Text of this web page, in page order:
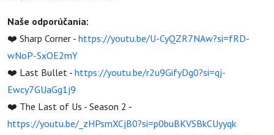
Naše odporúčania:
❤️ Sharp Corner - https://youtu.be/U-CyQZR7NAw?si=fRD-
wNoP-SxOE2mY
❤️ Last Bullet - https://youtu.be/r2u9GifyDg0?si=qj-
Ewcy7GUaGg1j9
❤️ The Last of Us - Season 2 -
https://youtu.be/_zHPsmXCjB0?si=p0buBKVSBkCUyyqk